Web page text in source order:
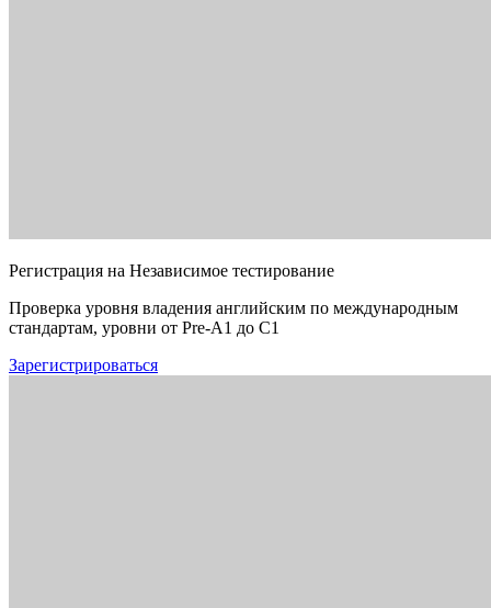
Регистрация на Независимое тестирование
Проверка уровня владения английским по международным
стандартам, уровни от Pre-A1 до C1
Зарегистрироваться